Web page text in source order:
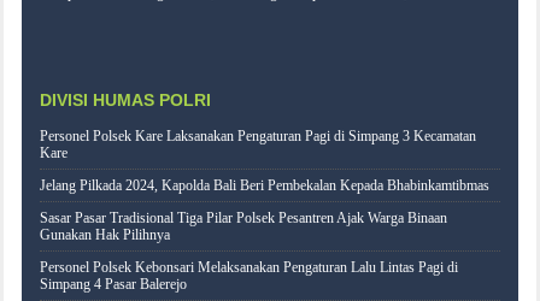
DIVISI HUMAS POLRI
Personel Polsek Kare Laksanakan Pengaturan Pagi di Simpang 3 Kecamatan
Kare
Jelang Pilkada 2024, Kapolda Bali Beri Pembekalan Kepada Bhabinkamtibmas
Sasar Pasar Tradisional Tiga Pilar Polsek Pesantren Ajak Warga Binaan
Gunakan Hak Pilihnya
Personel Polsek Kebonsari Melaksanakan Pengaturan Lalu Lintas Pagi di
Simpang 4 Pasar Balerejo